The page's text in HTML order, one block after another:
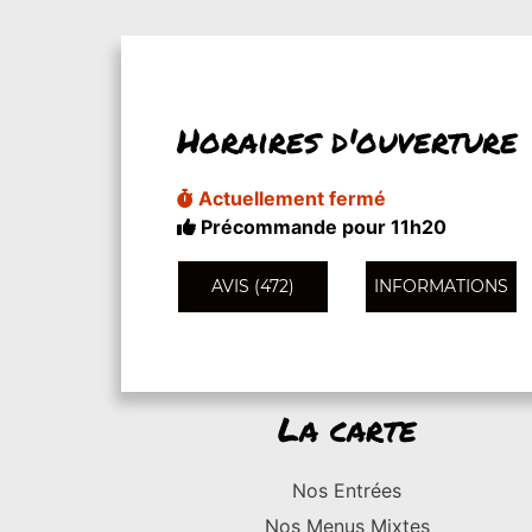
Horaires d'ouverture
Actuellement fermé
Précommande pour 11h20
AVIS (472) INFORMATIONS
La carte
Nos Entrées
Nos Menus Mixtes